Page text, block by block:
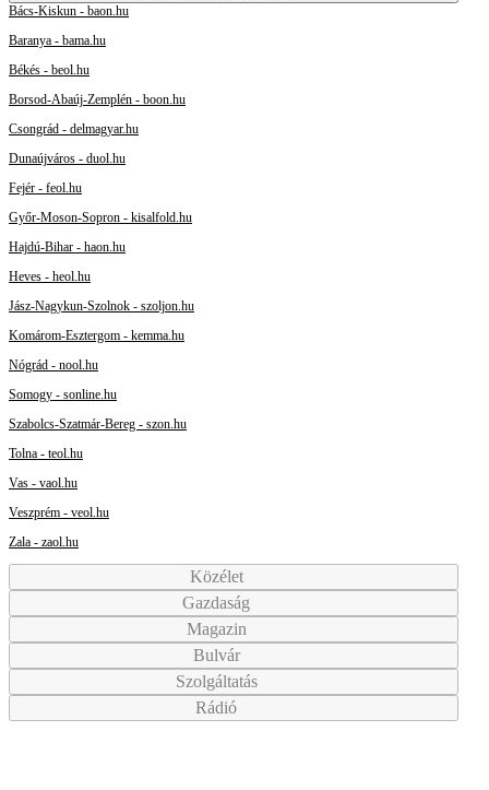
Bács-Kiskun - baon.hu
Baranya - bama.hu
Békés - beol.hu
Borsod-Abaúj-Zemplén - boon.hu
Csongrád - delmagyar.hu
Dunaújváros - duol.hu
Fejér - feol.hu
Győr-Moson-Sopron - kisalfold.hu
Hajdú-Bihar - haon.hu
Heves - heol.hu
Jász-Nagykun-Szolnok - szoljon.hu
Komárom-Esztergom - kemma.hu
Nógrád - nool.hu
Somogy - sonline.hu
Szabolcs-Szatmár-Bereg - szon.hu
Tolna - teol.hu
Vas - vaol.hu
Veszprém - veol.hu
Zala - zaol.hu
Közélet
Gazdaság
Magazin
Bulvár
Szolgáltatás
Rádió